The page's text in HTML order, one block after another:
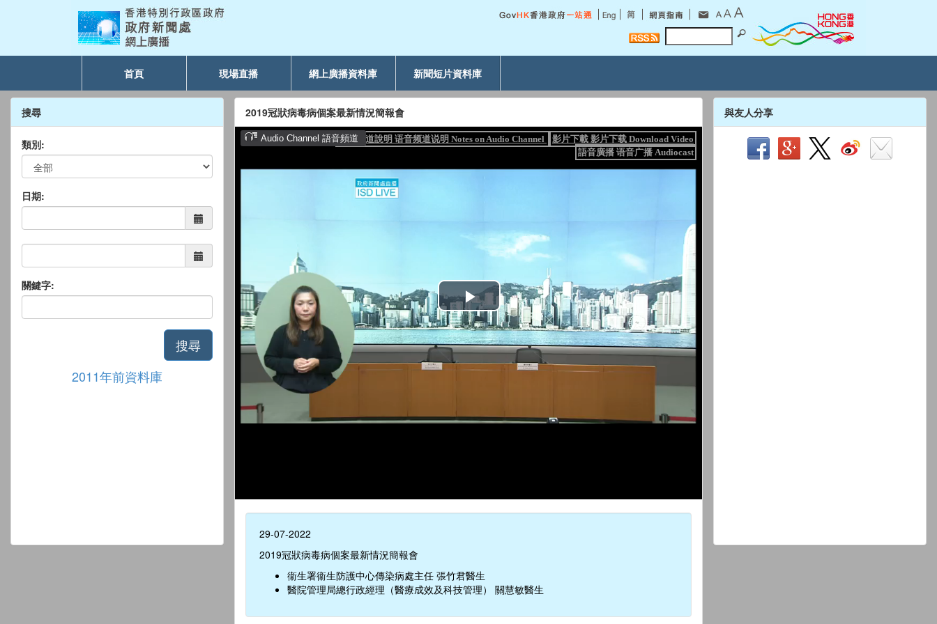
首頁 現場直播 網上廣播資料庫 新聞短片資料庫
搜尋
類別:
日期:
關鍵字:
搜尋
2011年前資料庫
2019冠狀病毒病個案最新情況簡報會
29-07-2022
2019冠狀病毒病個案最新情況簡報會
衞生署衞生防護中心傳染病處主任 張竹君醫生
醫院管理局總行政經理（醫療成效及科技管理） 關慧敏醫生
與友人分享